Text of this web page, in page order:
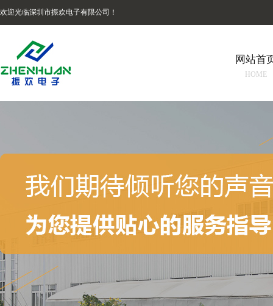
欢迎光临深圳市振欢电子有限公司！
网站首
HOME